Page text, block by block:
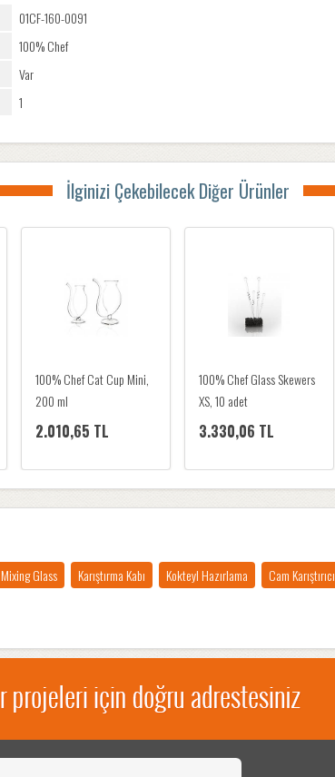
01CF-160-0091
100% Chef
Var
1
İlginizi Çekebilecek Diğer Ürünler
100% Chef Cat Cup, 350
2.450,23 TL
100% Chef Cat Cup Mini,
200 ml
2.010,65 TL
Mixing Glass Karıştırma Kabı Kokteyl Hazırlama Cam Karıştırıcı